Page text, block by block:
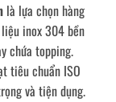
là lựa chọn hàng
inox 304 bền
chứa topping.
tiêu chuẩn ISO
và tiện dụng.